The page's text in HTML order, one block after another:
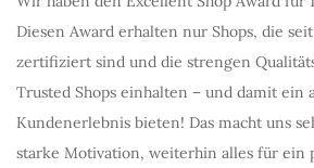
Diesen Award erhalten nur Shops, die seit
zertifiziert sind und die strengen
Trusted Shops einhalten – und damit ein
Kundenerlebnis bieten! Das macht uns
starke Motivation, weiterhin alles für ein